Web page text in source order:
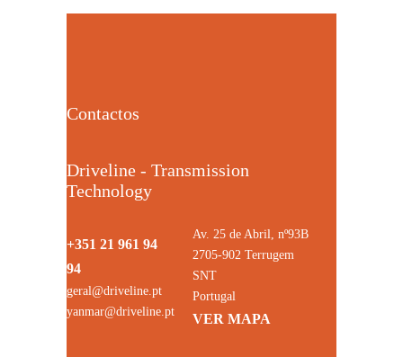
Contactos
Driveline - Transmission
Technology
+351 21 961 94
94
geral@driveline.pt
yanmar@driveline.pt
Av. 25 de Abril, nº93B
2705-902 Terrugem
SNT
Portugal
VER MAPA